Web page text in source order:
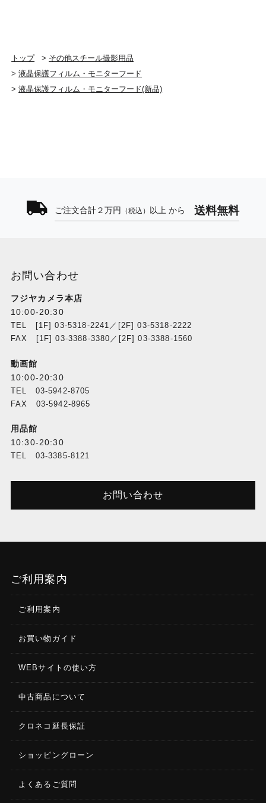
トップ > その他スチール撮影用品
>液晶保護フィルム・モニターフード
>液晶保護フィルム・モニターフード(新品)
ご注文合計２万円 （税込） 以上 から 送料無料
お問い合わせ
フジヤカメラ本店
10:00-20:30
TEL [1F] 03-5318-2241／[2F] 03-5318-2222
FAX [1F] 03-3388-3380／[2F] 03-3388-1560
動画館
10:00-20:30
TEL 03-5942-8705
FAX 03-5942-8965
用品館
10:30-20:30
TEL 03-3385-8121
お問い合わせ
ご利用案内
ご利用案内
お買い物ガイド
WEBサイトの使い方
中古商品について
クロネコ延長保証
ショッピングローン
よくあるご質問